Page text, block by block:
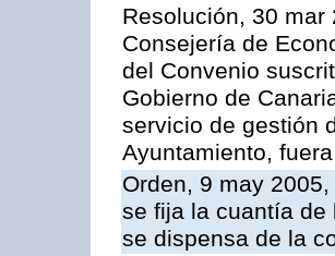
Resolución, 30 mar
Consejería de
del Convenio
Gobierno de
servicio de gestión
Ayuntamiento,
Orden, 9 may
se fija la cuantía de
se dispensa de la